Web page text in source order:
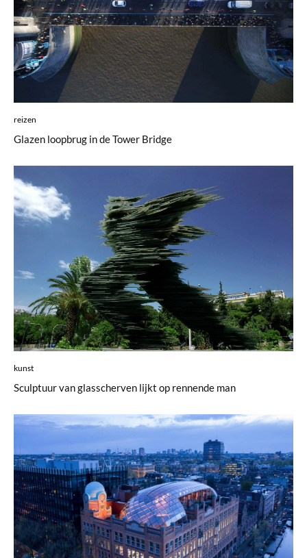
reizen
Glazen loopbrug in de Tower Bridge
kunst
Sculptuur van glasscherven lijkt op rennende man